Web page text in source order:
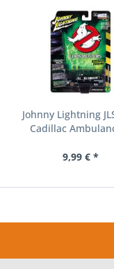
Johnny Lightning
Cadillac
9,99 € *